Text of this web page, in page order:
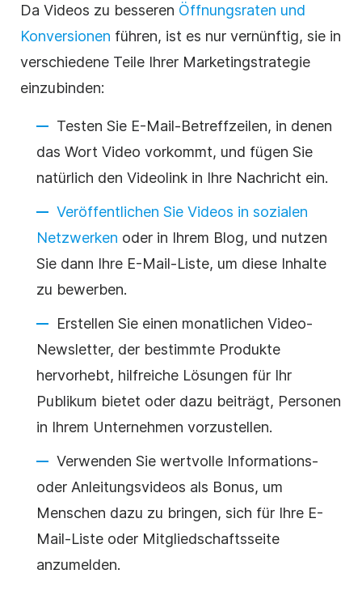
Da Videos zu besseren Öffnungsraten und
Konversionen führen, ist es nur vernünftig, sie in
verschiedene Teile Ihrer Marketingstrategie
einzubinden:
Testen Sie E-Mail-Betreffzeilen, in denen
das Wort Video vorkommt, und fügen Sie
natürlich den Videolink in Ihre Nachricht ein.
Veröffentlichen Sie Videos in sozialen
Netzwerken oder in Ihrem Blog, und nutzen
Sie dann Ihre E-Mail-Liste, um diese Inhalte
zu bewerben.
Erstellen Sie einen monatlichen Video-
Newsletter, der bestimmte Produkte
hervorhebt, hilfreiche Lösungen für Ihr
Publikum bietet oder dazu beiträgt, Personen
in Ihrem Unternehmen vorzustellen.
Verwenden Sie wertvolle Informations-
oder Anleitungsvideos als Bonus, um
Menschen dazu zu bringen, sich für Ihre E-
Mail-Liste oder Mitgliedschaftsseite
anzumelden.